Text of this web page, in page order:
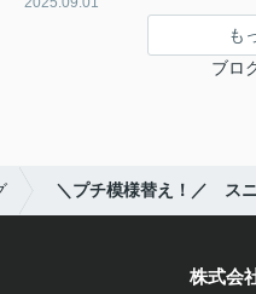
も
ブロ
＼プチ模様替え！／ スニ
株式会